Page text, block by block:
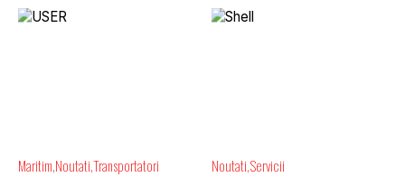
Maritim NoutatiTransportatori Noutati Servicii